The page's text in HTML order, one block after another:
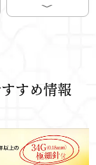
すめ情報